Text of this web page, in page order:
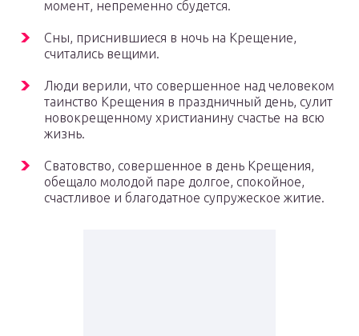
момент, непременно сбудется.
Сны, приснившиеся в ночь на Крещение,
считались вещими.
Люди верили, что совершенное над человеком
таинство Крещения в праздничный день, сулит
новокрещенному христианину счастье на всю
жизнь.
Сватовство, совершенное в день Крещения,
обещало молодой паре долгое, спокойное,
счастливое и благодатное супружеское житие.